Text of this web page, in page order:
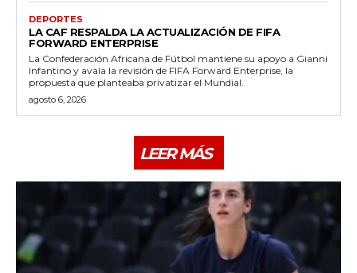
DEPORTES
LA CAF RESPALDA LA ACTUALIZACIÓN DE FIFA
FORWARD ENTERPRISE
La Confederación Africana de Fútbol mantiene su apoyo a Gianni
Infantino y avala la revisión de FIFA Forward Enterprise, la
propuesta que planteaba privatizar el Mundial.
agosto 6, 2026
LEER MÁS